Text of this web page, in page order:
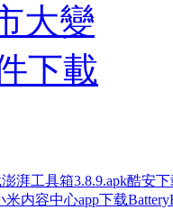
大變
下載
澎湃工具箱3.8.9.apk酷安
米内容中心app下载